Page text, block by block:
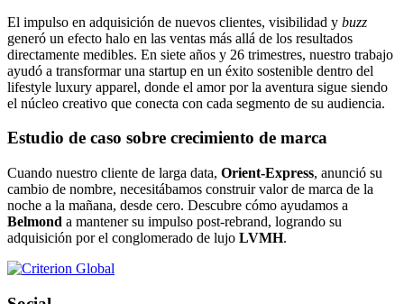
El impulso en adquisición de nuevos clientes, visibilidad y buzz
generó un efecto halo en las ventas más allá de los resultados
directamente medibles. En siete años y 26 trimestres, nuestro trabajo
ayudó a transformar una startup en un éxito sostenible dentro del
lifestyle luxury apparel, donde el amor por la aventura sigue siendo
el núcleo creativo que conecta con cada segmento de su audiencia.
Estudio de caso sobre crecimiento de marca
Cuando nuestro cliente de larga data, Orient-Express, anunció su
cambio de nombre, necesitábamos construir valor de marca de la
noche a la mañana, desde cero. Descubre cómo ayudamos a
Belmond a mantener su impulso post-rebrand, logrando su
adquisición por el conglomerado de lujo LVMH.